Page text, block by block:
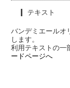
テキスト
バンデミエールオ
します。
利用テキストの
ードページへ